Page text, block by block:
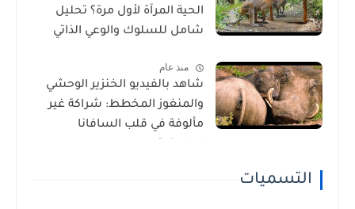
الحية المرآة لأول مرة؟ تحليل
شامل للسلوك والوعي الذاتي
منذ عام
شاهد بالفيديو الخنزير الوحشي
والمنغوز المخطط: شراكة غير
مألوفة في قلب السافانا
التسميات